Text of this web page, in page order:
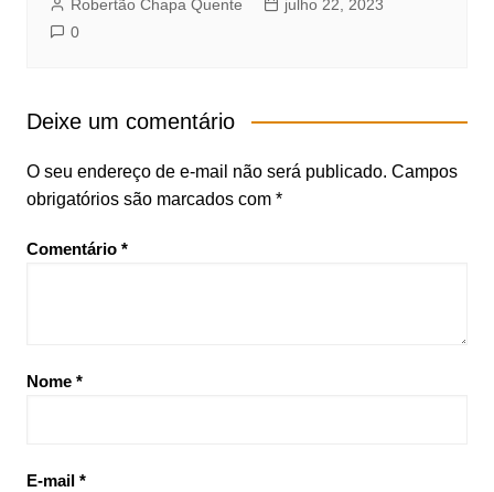
Robertão Chapa Quente
julho 22, 2023
0
Deixe um comentário
O seu endereço de e-mail não será publicado. Campos
obrigatórios são marcados com *
Comentário *
Nome *
E-mail *